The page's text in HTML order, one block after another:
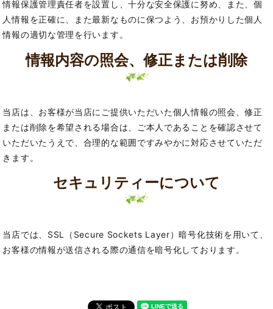
情報保護管理責任者を設置し、十分な安全保護に努め、また、個
人情報を正確に、また最新なものに保つよう、お預かりした個人
情報の適切な管理を行います。
情報内容の照会、修正または削除
当店は、お客様が当店にご提供いただいた個人情報の照会、修正
または削除を希望される場合は、ご本人であることを確認させて
いただいたうえで、合理的な範囲ですみやかに対応させていただ
きます。
セキュリティーについて
当店では、SSL（Secure Sockets Layer）暗号化技術を用いて、
お客様の情報が送信される際の通信を暗号化しております。